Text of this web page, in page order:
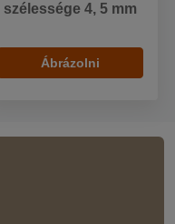
szélessége 4, 5 mm
Ábrázolni